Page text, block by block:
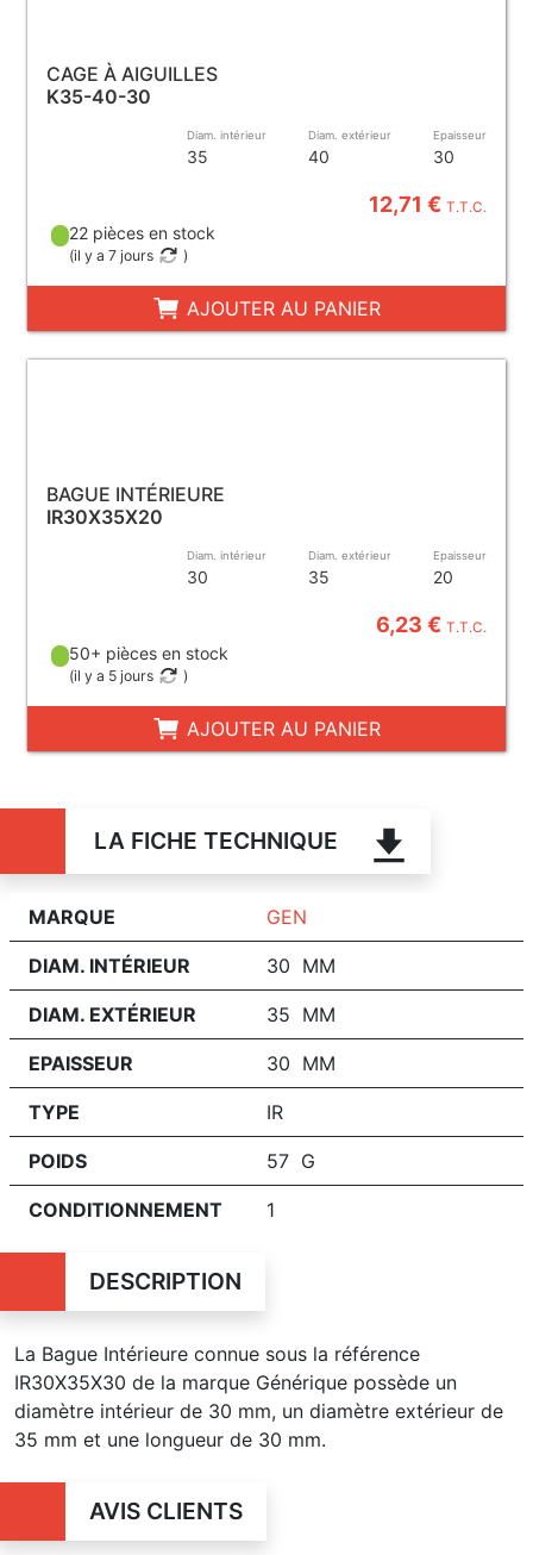
CAGE À AIGUILLES
K35-40-30
Diam. intérieur
35
Diam. extérieur
40
Epaisseur
30
12,71 €T.T.C.
22 pièces en stock
(il y a 7 jours )
AJOUTER AU PANIER
BAGUE INTÉRIEURE
IR30X35X20
Diam. intérieur
30
Diam. extérieur
35
Epaisseur
20
6,23 €T.T.C.
50+ pièces en stock
(il y a 5 jours )
AJOUTER AU PANIER
LA FICHE TECHNIQUE
MARQUE GEN
DIAM. INTÉRIEUR 30 MM
DIAM. EXTÉRIEUR 35 MM
EPAISSEUR 30 MM
TYPE IR
POIDS 57 G
CONDITIONNEMENT 1
DESCRIPTION
La Bague Intérieure connue sous la référence
IR30X35X30 de la marque Générique possède un
diamètre intérieur de 30 mm, un diamètre extérieur de
35 mm et une longueur de 30 mm.
AVIS CLIENTS